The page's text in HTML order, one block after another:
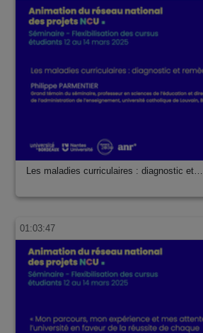
Les maladies curriculaires : diagnostic et…
01:03:47